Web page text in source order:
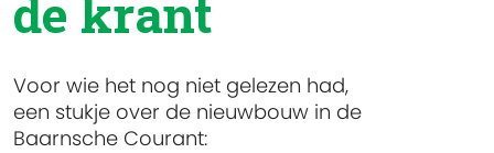
de krant
Voor wie het nog niet gelezen had,
een stukje over de nieuwbouw in de
Baarnsche Courant: